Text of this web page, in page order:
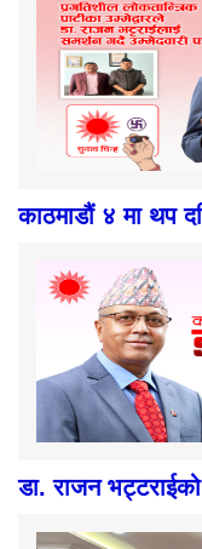
काठमाडौं ४ मा थप
डा. राजन भट्टराईको